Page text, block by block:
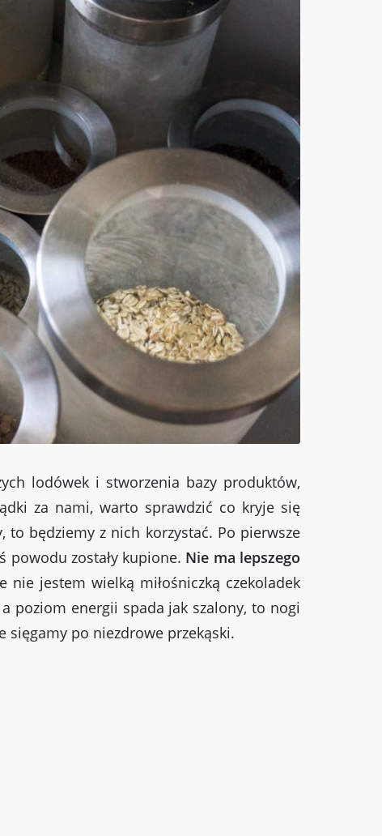
lodówek i stworzenia bazy produktów,
za nami, warto sprawdzić co kryje się
będziemy z nich korzystać. Po pierwsze
powodu zostały kupione. Nie ma lepszego
nie jestem wielką miłośniczką czekoladek
poziom energii spada jak szalony, to nogi
sięgamy po niezdrowe przekąski.